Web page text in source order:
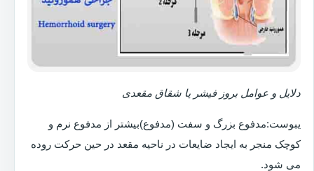
دلایل و عوامل بروز فیشر یا شقاق مقعدی
یبوست:مدفوع بزرگ و سفت (مدفوع)بیشتر از مدفوع نرم و
کوچک منجر به ایجاد ضایعات در ناحیه مقعد در حین حرکت روده
می شود.